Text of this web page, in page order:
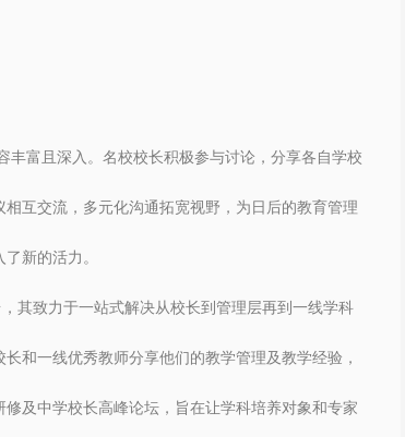
丰富且深入。 名校校长积极参与讨论，分享各自学校
相互交流 ， 多元化沟通拓宽视野，为日后的教育管理
新的活力。
， 其致力于一站式解决从校长到管理层再到一线学科
和一线优秀教师分享他们的教学管理及教学经验 ，
及中学校长高峰论坛，旨在让学科培养对象和专家